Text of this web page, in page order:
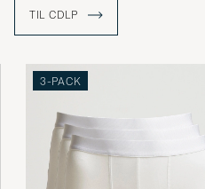
signifikanta, gula boxar.
Med ett starkt
företaget som mål att
uppmuntrar kunden till att
TIL CDLP
3-PACK